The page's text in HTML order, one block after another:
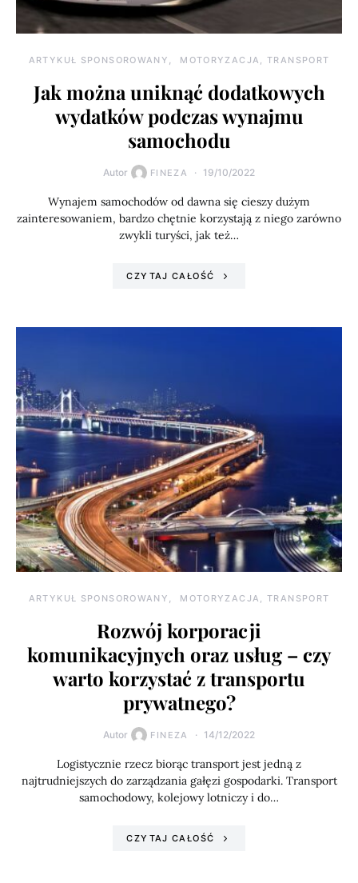
ARTYKUŁ SPONSOROWANY MOTORYZACJA, TRANSPORT
Jak można uniknąć dodatkowych
wydatków podczas wynajmu
samochodu
Autor FINEZA 19/10/2022
Wynajem samochodów od dawna się cieszy dużym
zainteresowaniem, bardzo chętnie korzystają z niego zarówno
zwykli turyści, jak też…
CZYTAJ CAŁOŚĆ
ARTYKUŁ SPONSOROWANY MOTORYZACJA, TRANSPORT
Rozwój korporacji
komunikacyjnych oraz usług – czy
warto korzystać z transportu
prywatnego?
Autor FINEZA 14/12/2022
Logistycznie rzecz biorąc transport jest jedną z
najtrudniejszych do zarządzania gałęzi gospodarki. Transport
samochodowy, kolejowy lotniczy i do…
CZYTAJ CAŁOŚĆ